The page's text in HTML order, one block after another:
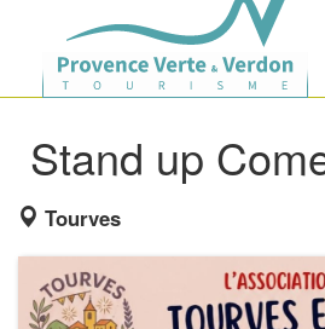
Stand up
Tourves